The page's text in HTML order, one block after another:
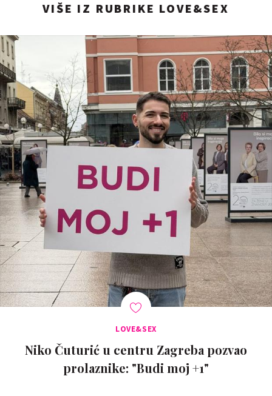
VIŠE IZ RUBRIKE LOVE&SEX
LOVE&SEX
Niko Čuturić u centru Zagreba pozvao
prolaznike: "Budi moj +1"